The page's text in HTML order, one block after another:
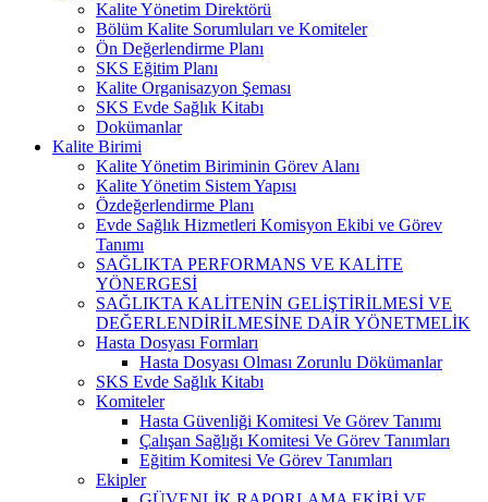
Kalite Yönetim Direktörü
Bölüm Kalite Sorumluları ve Komiteler
Ön Değerlendirme Planı
SKS Eğitim Planı
Kalite Organisazyon Şeması
SKS Evde Sağlık Kitabı
Dokümanlar
Kalite Birimi
Kalite Yönetim Biriminin Görev Alanı
Kalite Yönetim Sistem Yapısı
Özdeğerlendirme Planı
Evde Sağlık Hizmetleri Komisyon Ekibi ve Görev
Tanımı
SAĞLIKTA PERFORMANS VE KALİTE
YÖNERGESİ
SAĞLIKTA KALİTENİN GELİŞTİRİLMESİ VE
DEĞERLENDİRİLMESİNE DAİR YÖNETMELİK
Hasta Dosyası Formları
Hasta Dosyası Olması Zorunlu Dökümanlar
SKS Evde Sağlık Kitabı
Komiteler
Hasta Güvenliği Komitesi Ve Görev Tanımı
Çalışan Sağlığı Komitesi Ve Görev Tanımları
Eğitim Komitesi Ve Görev Tanımları
Ekipler